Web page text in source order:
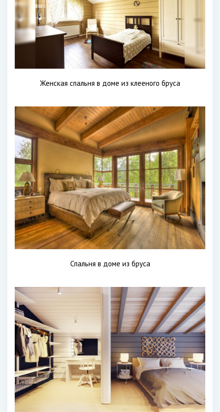
Женская спальня в доме из клееного бруса
Спальня в доме из бруса